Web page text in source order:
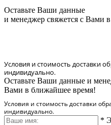
Оставьте Ваши данные
и менеджер свяжется с Вами
Условия и стоимость доставки
индивидуально.
Оставьте Ваши данные и
Вами в ближайшее время!
Условия и стоимость доставки
индивидуально.
*